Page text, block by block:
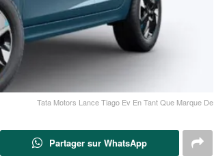
Tata Motors Lance Tiago Ev En Tant Que Marque De
Partager sur WhatsApp